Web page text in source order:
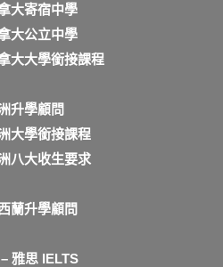
大寄宿中學
大公立中學
大大學銜接課程
升學顧問
大學銜接課程
八大收生要求
蘭升學顧問
雅思 IELTS